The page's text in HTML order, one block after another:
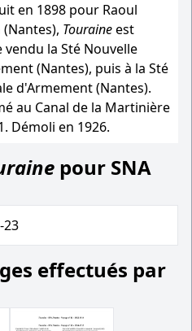
en 1898 pour Raoul
Touraineest
vendu la Sté Nouvelle
(Nantes), puis à la Sté
d'Armement (Nantes).
au Canal de la Martinière
Démoli en 1926.
pour SNA
23
effectués par